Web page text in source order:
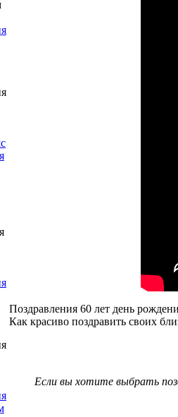
Поздравления 60 лет день
Как красиво поздравить своих
Если вы хотите выбрать